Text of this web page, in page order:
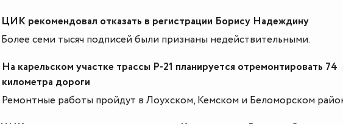
ЦИК рекомендовал отказать в регистрации Борису Надеждину
Более семи тысяч подписей были признаны недействительными.
На карельском участке трассы Р-21 планируется отремонтировать 74
километра дороги
Ремонтные работы пройдут в Лоухском, Кемском и Беломорском